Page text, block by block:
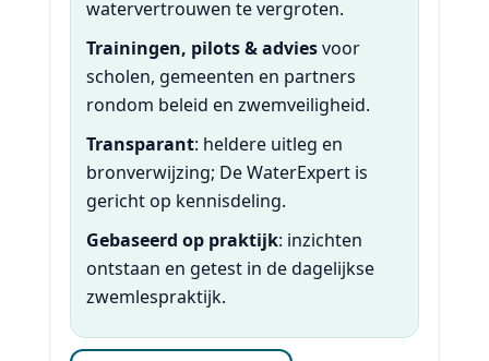
watervertrouwen te vergroten.
Trainingen, pilots & adviesvoor
scholen, gemeenten en partners
rondom beleid en zwemveiligheid.
Transparant: heldere uitleg en
bronverwijzing; De WaterExpert is
gericht op kennisdeling.
Gebaseerd op praktijk: inzichten
ontstaan en getest in de dagelijkse
zwemlespraktijk.